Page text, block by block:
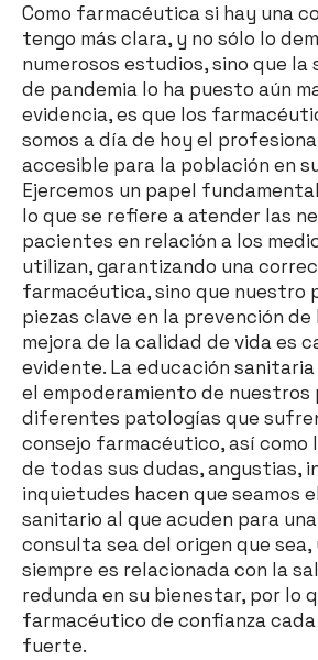
Como farmacéutica si hay una
tengo más clara, y no sólo lo
numerosos estudios, sino que
de pandemia lo ha puesto aún
evidencia, es que los
somos a día de hoy el
accesible para la población en
Ejercemos un papel
lo que se refiere a atender las
pacientes en relación a los
utilizan, garantizando una
farmacéutica, sino que nuestro
piezas clave en la prevención
mejora de la calidad de vida es
evidente. La educación
el empoderamiento de nuestros
diferentes patologías que
consejo farmacéutico, así como
de todas sus dudas, angustias,
inquietudes hacen que seamos
sanitario al que acuden para
consulta sea del origen que sea,
siempre es relacionada con la
redunda en su bienestar, por lo
farmacéutico de confianza cada
fuerte.